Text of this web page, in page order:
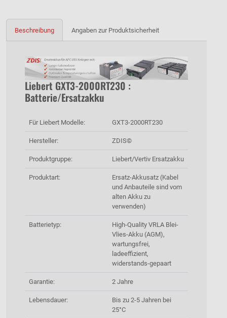
Beschreibung Angaben zur Produktsicherheit
Liebert GXT3-2000RT230 :
Batterie/Ersatzakku
Für Liebert Modelle: GXT3-2000RT230
Hersteller: ZDIS©
Produktgruppe: Liebert/Vertiv Ersatzakku
Produktart:
Ersatz-Akkusatz (Kabel
und Anbauteile sind vom
alten Akku zu
verwenden)
Batterietyp:
High-Quality VRLA Blei-
Vlies-Akku (AGM),
wartungsfrei,
ladeeffizient,
widerstands-gepaart
Garantie: 2 Jahre
Lebensdauer:
Bis zu 2-5 Jahren bei
25°C